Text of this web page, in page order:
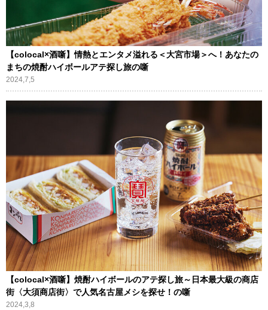
【colocal×酒噺】情熱とエンタメ溢れる＜大宮市場＞へ！あなたの
まちの焼酎ハイボールアテ探し旅の噺
2024,7,5
【colocal×酒噺】焼酎ハイボールのアテ探し旅～日本最大級の商店
街〈大須商店街〉で人気名古屋メシを探せ！の噺
2024,3,8